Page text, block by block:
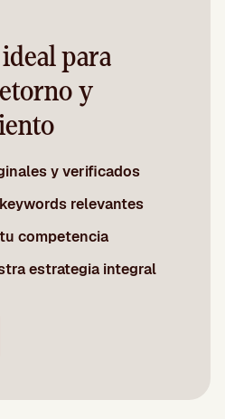
para
y
y verificados
relevantes
competencia
estrategia integral